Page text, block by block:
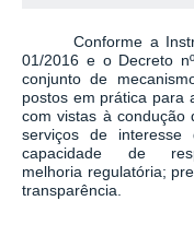
Conforme a
01/2016 e o Decreto
conjunto de
postos em prática para
com vistas à condução
serviços de interesse
capacidade de
melhoria regulatória;
transparência.